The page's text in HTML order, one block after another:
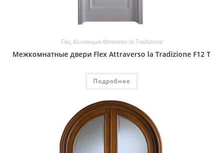
Flex, Коллекция Attraverso la Tradizione
Межкомнатные двери Flex Attraverso la Tradizione F12 T
Подробнее